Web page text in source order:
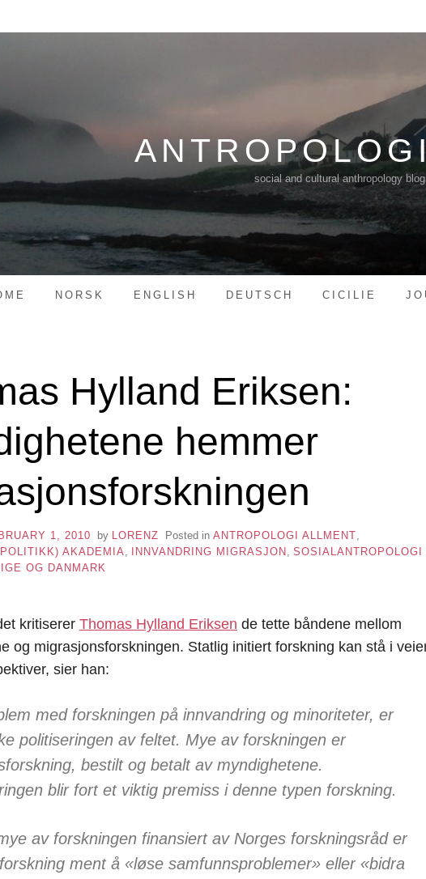
social and cultural anthropology blog
NORSK ENGLISH DEUTSCH CICILIE
Hylland Eriksen:
hemmer
1, 2010 by LORENZ Posted in ANTROPOLOGI ALLMENT
AKADEMIA
INNVANDRING MIGRASJON
SOSIALANTROPOLOGI I
OG DANMARK
kritiserer Thomas Hylland Eriksen de tette båndene mellom
og migrasjonsforskningen. Statlig initiert forskning kan stå i
sier han:
med forskningen på innvandring og minoriteter, er
politiseringen av feltet. Mye av forskningen er
bestilt og betalt av myndighetene.
blir fort et viktig premiss i denne typen forskning.
av forskningen finansiert av Norges forskningsråd er
ment å «løse samfunnsproblemer» eller «bidra